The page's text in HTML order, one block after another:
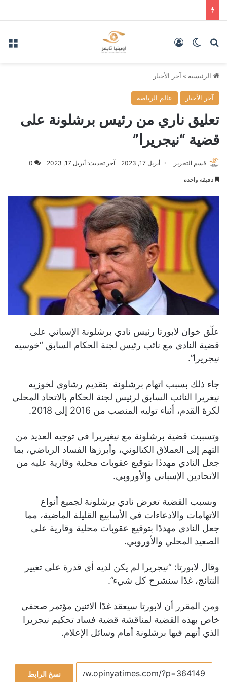
بحث عنالوضع المظلم
الرئيسية » آخر الأخبار
آخر الأخبار عالم الرياضة
تعليق ناري من رئيس برشلونة على
قضية “نيجريرا”
قسم التحرير أبريل 17, 2023 آخر تحديث: أبريل 17, 2023 0
دقيقة واحدة
علّق خوان لابورتا رئيس نادي برشلونة الإسباني على
قضية النادي مع نائب رئيس لجنة الحكام السابق “خوسيه
نيجريرا”.
جاء ذلك بسبب اتهام برشلونة بتقديم رشاوي لخوزيه
نيغريرا النائب السابق لرئيس لجنة الحكام بالاتحاد المحلي
لكرة القدم، أثناء توليه المنصب من 2016 إلى 2018.
وتسببت قضية برشلونة مع نيغيريرا في توجيه العديد من
التهم إلى العملاق الكتالوني، وأبرزها الفساد الرياضي، بما
جعل النادي مهددًا بتوقيع عقوبات محلية وقارية عليه من
الاتحادين الإسباني والأوروبي.
وبسبب القضية تعرض نادي برشلونة لجميع أنواع
الاتهامات والادعاءات في الأسابيع القليلة الماضية، مما
جعل النادي مهددًا بتوقيع عقوبات محلية وقارية على
الصعيد المحلي والأوروبي.
وقال لابورتا: “نيجريرا لم يكن لديه أي قدرة على تغيير
النتائج، غدًا سنشرح كل شيء”.
ومن المقرر أن لابورتا سيعقد غدًا الاثنين مؤتمر صحفي
خاص بهذه القضية لمناقشة قضية فساد تحكيم نيجريرا
الذي أتهم فيها برشلونة أمام وسائل الإعلام.
نسخ الرابط